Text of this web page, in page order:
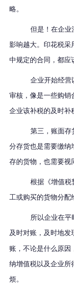
略。
但是！在企业
影响越大。印花税采
中规定的合同，都应
企业开始经营
审核，像是一些购销
企业该补税的及时补
第三，账面存
分存货也是需要缴纳
存的货物，也需要视
根据《增值税
工或购买的货物分配
所以企业在平
及时对账，及时地发
账，不论是什么原因
纳增值税以及企业所
烦。